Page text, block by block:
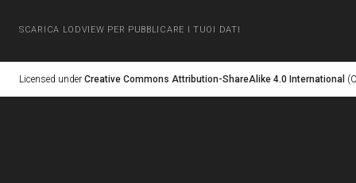
SCARICA LODVIEW PER PUBBLICARE I TUOI DATI
Licensed under Creative Commons Attribution-ShareAlike 4.0 International